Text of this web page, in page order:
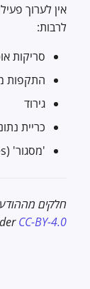
אין לערוך
לרבות:
סריקות
התקפות
גירוד
כריית
'מסגור' (IFrames)
חלקים
CC-BY-4.0